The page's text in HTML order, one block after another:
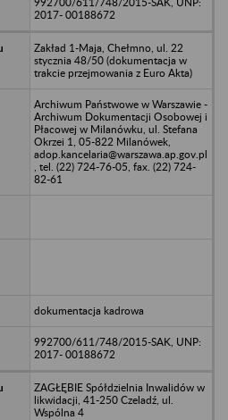
2017- 00188672
Zakład 1-Maja, Chełmno, ul. 22
stycznia 48/50 (dokumentacja w
trakcie przejmowania z Euro Akta)
Archiwum Państwowe w Warszawie -
Archiwum Dokumentacji Osobowej i
Płacowej w Milanówku, ul. Stefana
Okrzei 1, 05-822 Milanówek,
adop.kancelaria@warszawa.ap.gov.pl
, tel. (22) 724-76-05, fax. (22) 724-
82-61
dokumentacja kadrowa
992700/611/748/2015-SAK, UNP:
2017- 00188672
ZAGŁĘBIE Spółdzielnia Inwalidów w
likwidacji, 41-250 Czeladź, ul.
Wspólna 4